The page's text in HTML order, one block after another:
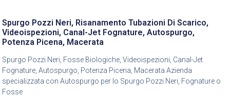
Spurgo Pozzi Neri, Risanamento Tubazioni Di Scarico,
Videoispezioni, Canal-Jet Fognature, Autospurgo,
Potenza Picena, Macerata
Spurgo Pozzi Neri, Fosse Biologiche, Videoispezioni, Canal-Jet
Fognature, Autospurgo, Potenza Picena, Macerata Azienda
specializzata con Autospurgo per lo Spurgo Pozzi Neri, Fognature o
Fosse